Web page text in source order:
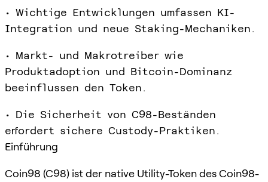
• Wichtige Entwicklungen umfassen KI-
Integration und neue Staking-Mechaniken.
• Markt- und Makrotreiber wie
Produktadoption und Bitcoin-Dominanz
beeinflussen den Token.
• Die Sicherheit von C98-Beständen
erfordert sichere Custody-Praktiken.
Einführung
Coin98 (C98) ist der native Utility-Token des Coin98-